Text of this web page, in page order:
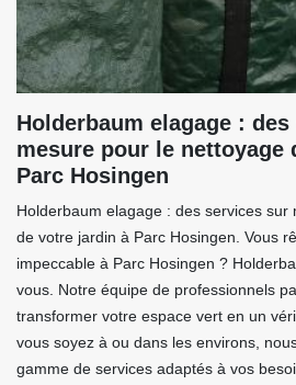
Holderbaum elagage :
mesure pour le nettoyage
Parc Hosingen
Holderbaum elagage : des services
de votre jardin à Parc Hosingen. Vous
impeccable à Parc Hosingen ?
vous. Notre équipe de professionnels
transformer votre espace vert en un
vous soyez à ou dans les environs,
gamme de services adaptés à vos